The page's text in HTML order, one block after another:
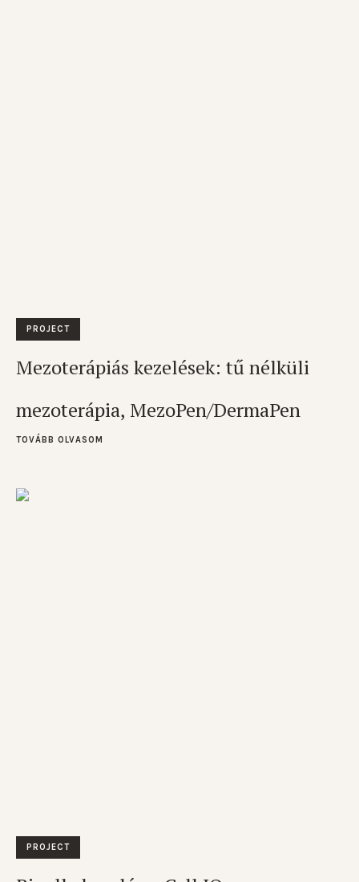
PROJECT
Mezoterápiás kezelések: tű nélküli
mezoterápia, MezoPen/DermaPen
TOVÁBB OLVASOM
PROJECT